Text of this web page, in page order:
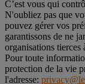
C’est vous qui
N'oubliez pas que
pouvez gérer vos
garantissons de ne
organisations tierces
Pour toute
protection de la vie
l'adresse: